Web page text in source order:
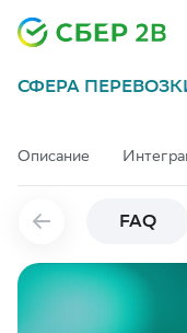
СФЕРА
Описание
FAQ